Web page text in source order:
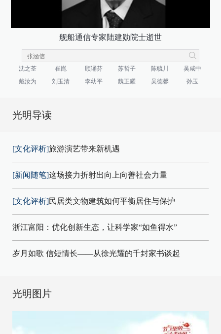
舰船通信专家陆建勋院士逝世
沈之荃 崔崑 顾诵芬 苏哲子 陈毓川
吴咸中
戴汝为
刘玉清 李幼平 魏正耀 吴德馨 孙玉
光明导读
[文化评析]旅游演艺带来新机遇
[新闻随笔]这场接力折射出向上向善社会力量
[文化评析]民居类文物建筑如何平衡居住与保护
浙江富阳：优化创新生态，让科学家“如鱼得水”
岁月如歌 信短情长——从徐光耀的千封家书谈起
光明图片